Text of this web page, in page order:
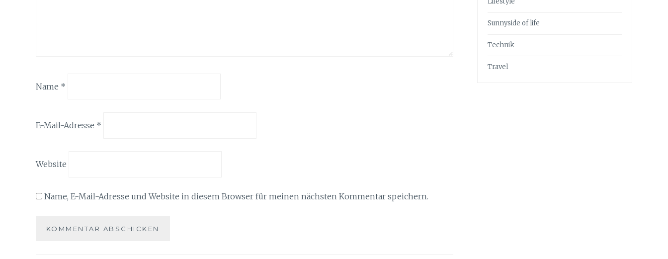
Name *
E-Mail-Adresse *
Website
Name, E-Mail-Adresse und Website in diesem Browser für meinen nächsten Kommentar speichern.
Sunnyside of life
Technik
Travel